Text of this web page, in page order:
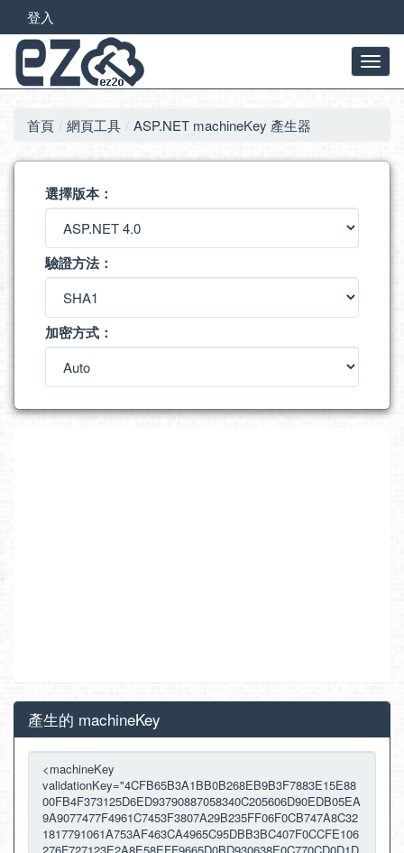
登入
首頁 網頁工具 ASP.NET machineKey 產生器
選擇版本：
驗證方法：
加密方式：
產生的 machineKey